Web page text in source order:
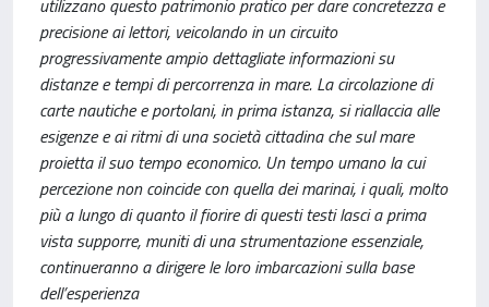
utilizzano questo patrimonio pratico per dare concretezza e
precisione ai lettori, veicolando in un circuito
progressivamente ampio dettagliate informazioni su
distanze e tempi di percorrenza in mare. La circolazione di
carte nautiche e portolani, in prima istanza, si riallaccia alle
esigenze e ai ritmi di una società cittadina che sul mare
proietta il suo tempo economico. Un tempo umano la cui
percezione non coincide con quella dei marinai, i quali, molto
più a lungo di quanto il fiorire di questi testi lasci a prima
vista supporre, muniti di una strumentazione essenziale,
continueranno a dirigere le loro imbarcazioni sulla base
dell’esperienza